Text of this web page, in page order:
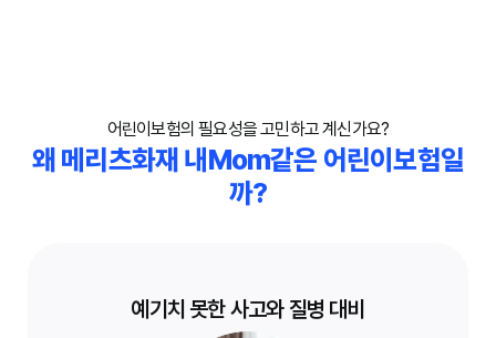
어린이보험의 필요성을 고민하고 계신가요?
왜 메리츠화재 내Mom같은 어린이보험일
까?
예기치 못한 사고와 질병 대비